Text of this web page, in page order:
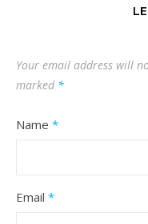
Your email address will
marked *
Name *
Email *